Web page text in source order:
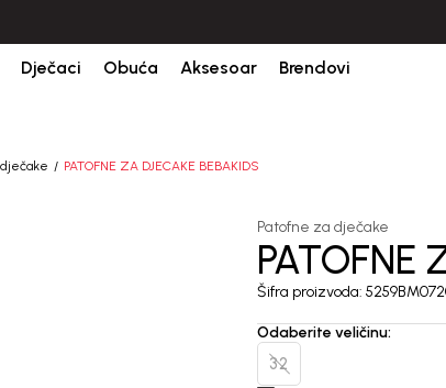
Dječaci Obuća Aksesoar Brendovi
PATOFNE ZA DJECAKE BEBAKIDS
Patofne za dječake
PATOFNE
Šifra proizvoda:
Odaberite veličinu:
32